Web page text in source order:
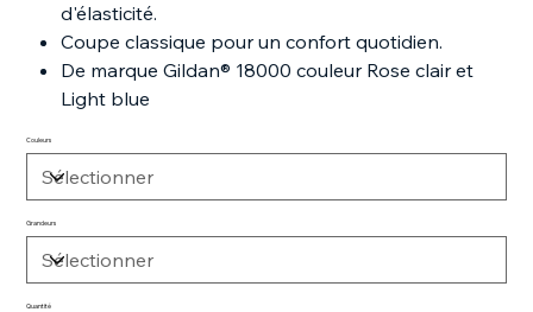
d'élasticité.
Coupe classique pour un confort quotidien.
De marque Gildan® 18000 couleur Rose clair et
Light blue
Couleurs
Grandeurs
Quantité